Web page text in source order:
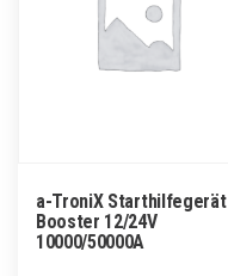
a-TroniX Starthilfegerät
Booster 12/24V
10000/50000A